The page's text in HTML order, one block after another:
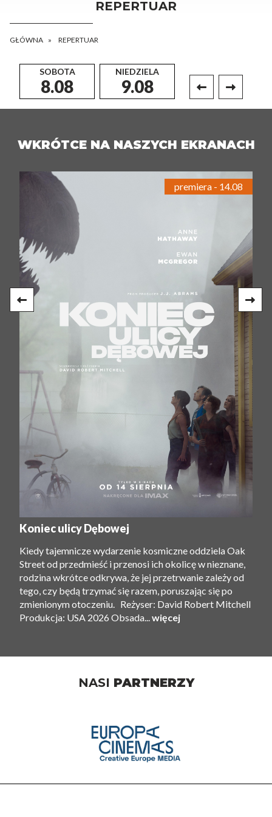
REPERTUAR
GŁÓWNA REPERTUAR
SOBOTA
8.08
NIEDZIELA
9.08 10.08
WKRÓTCE NA NASZYCH EKRANACH
Koniec ulicy Dębowej
Kiedy tajemnicze wydarzenie kosmiczne oddziela Oak
Street od przedmieść i przenosi ich okolicę w nieznane,
rodzina wkrótce odkrywa, że ​​jej przetrwanie zależy od
tego, czy będą trzymać się razem, poruszając się po
zmienionym otoczeniu. Reżyser: David Robert Mitchell
Produkcja: USA 2026 Obsada... więcej
premiera - 14.08
NASI PARTNERZY